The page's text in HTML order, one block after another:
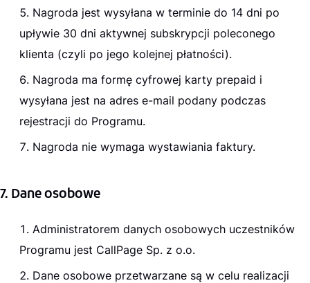
Nagroda jest wysyłana w terminie do 14 dni po
upływie 30 dni aktywnej subskrypcji poleconego
klienta (czyli po jego kolejnej płatności).
Nagroda ma formę cyfrowej karty prepaid i
wysyłana jest na adres e-mail podany podczas
rejestracji do Programu.
Nagroda nie wymaga wystawiania faktury.
7. Dane osobowe
Administratorem danych osobowych uczestników
Programu jest CallPage Sp. z o.o.
Dane osobowe przetwarzane są w celu realizacji